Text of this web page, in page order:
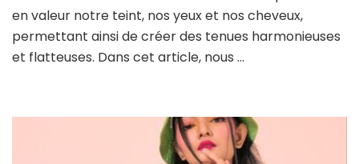
choisir
les
couleurs
?
en valeur notre teint, nos yeux et nos cheveux,
permettant ainsi de créer des tenues harmonieuses
et flatteuses. Dans cet article, nous …